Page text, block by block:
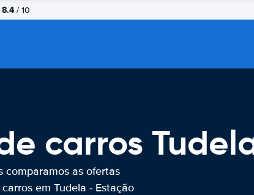
8.4 / 10
carros
comparamos as ofertas
em Tudela - Estação